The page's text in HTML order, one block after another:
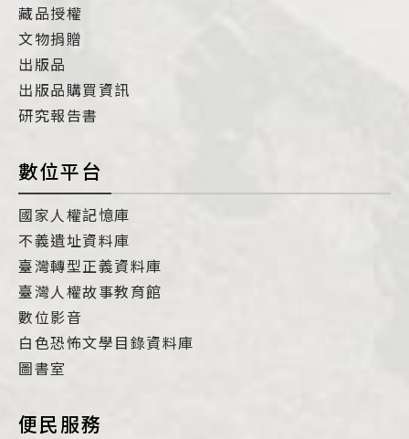
藏品授權
文物捐贈
出版品
出版品購買資訊
研究報告書
數位平台
國家人權記憶庫
不義遺址資料庫
臺灣轉型正義資料庫
臺灣人權故事教育館
數位影音
白色恐怖文學目錄資料庫
圖書室
便民服務